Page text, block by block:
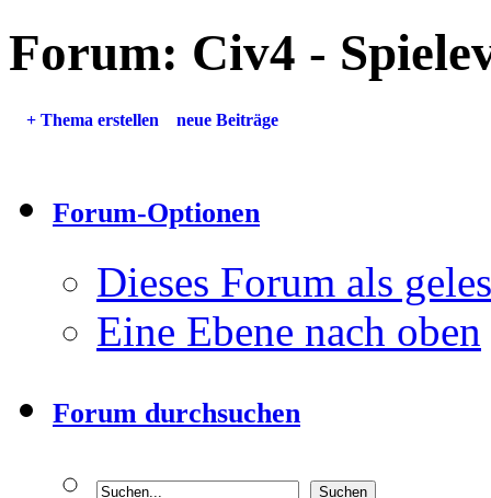
Forum: Civ4 -
+ Thema erstellen neue Beiträge
Forum-Optionen
Dieses Forum als
Eine Ebene nach oben
Forum durchsuchen